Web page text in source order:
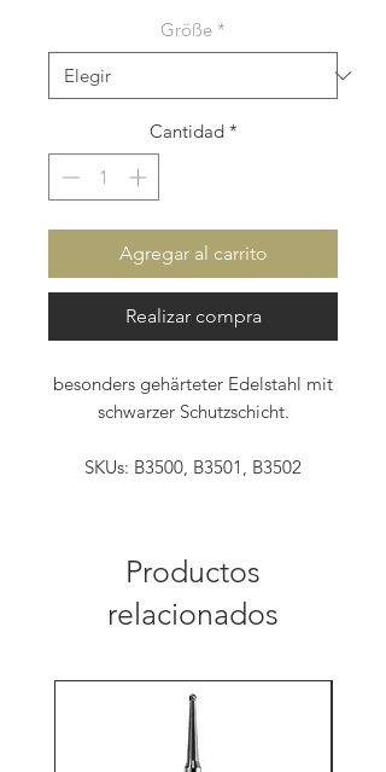
Größe *
Cantidad *
Agregar al carrito
Realizar compra
besonders gehärteter Edelstahl mit
schwarzer Schutzschicht.
SKUs: B3500, B3501, B3502
Productos
relacionados